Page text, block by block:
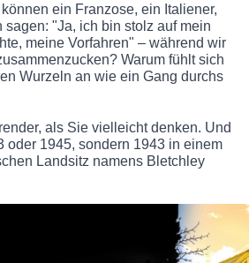
ein Franzose, ein Italiener,
"Ja, ich bin stolz auf mein
meine Vorfahren" – während wir
Warum fühlt sich
Wurzeln an wie ein Gang durchs
als Sie vielleicht denken. Und
oder 1945, sondern 1943 in einem
Landsitz namens Bletchley